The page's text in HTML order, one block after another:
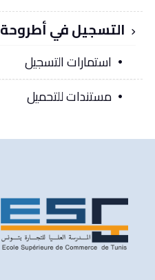
التسجيل في أطروحة
استمارات التسجيل
مستندات للتحميل